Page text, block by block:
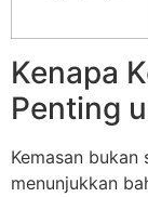
Kenapa
Penting
Kemasan
menunjukkan